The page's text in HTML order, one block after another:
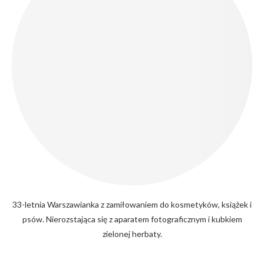
33-letnia Warszawianka z zamiłowaniem do kosmetyków, książek i
psów. Nierozstająca się z aparatem fotograficznym i kubkiem
zielonej herbaty.